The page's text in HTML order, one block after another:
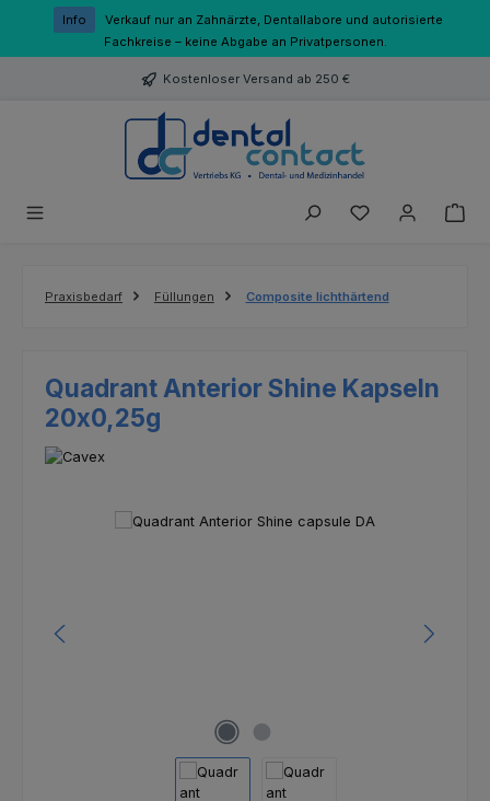
Zum Hauptinhalt springen
Info
Verkauf nur an Zahnärzte, Dentallabore und autorisierte
Fachkreise – keine Abgabe an Privatpersonen.
Kostenloser Versand ab 250 €
Du hast 0
Praxisbedarf Füllungen Composite lichthärtend
Quadrant Anterior Shine Kapseln
20x0,25g
Bildergalerie überspringen